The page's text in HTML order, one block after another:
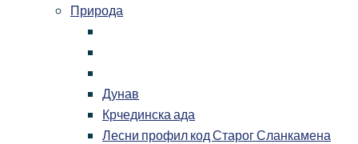
Природа
Дунав
Крчединска ада
Лесни профил код Старог Сланкамена